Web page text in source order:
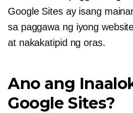
Google Sites ay isang
sa paggawa ng iyong
at nakakatipid ng oras.
Ano ang
Google Sites?